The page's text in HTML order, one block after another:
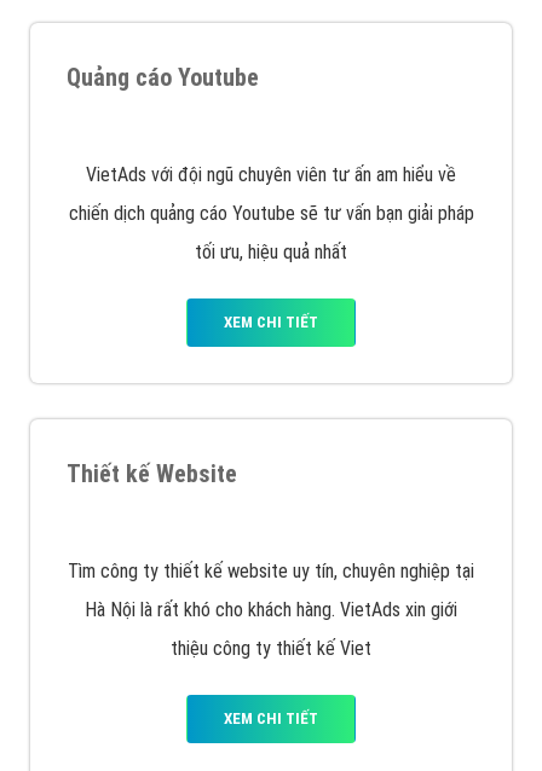
Quảng cáo Youtube
VietAds với đội ngũ chuyên viên tư ấn am hiểu về
chiến dịch quảng cáo Youtube sẽ tư vấn bạn giải pháp
tối ưu, hiệu quả nhất
XEM CHI TIẾT
Thiết kế Website
Tìm công ty thiết kế website uy tín, chuyên nghiệp tại
Hà Nội là rất khó cho khách hàng. VietAds xin giới
thiệu công ty thiết kế Viet
XEM CHI TIẾT